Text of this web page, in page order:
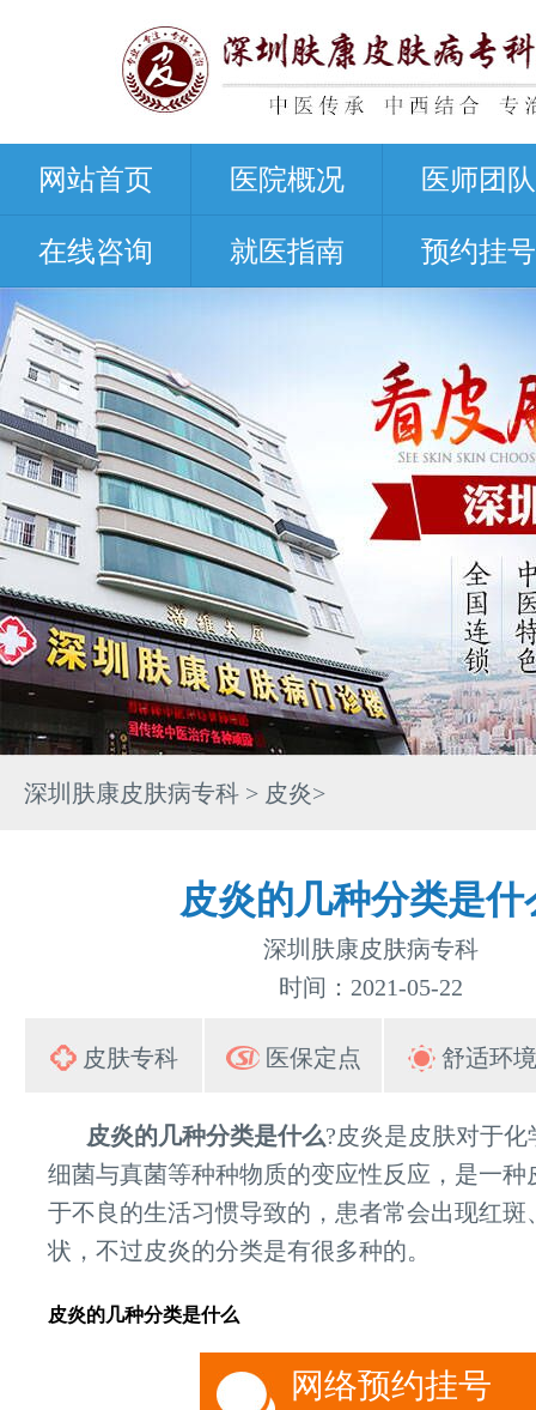
网站首页 医院概况 医师团队
在线咨询 就医指南 预约挂号
深圳肤康皮肤病专科 > 皮炎>
皮炎的几种分类是什
深圳肤康皮肤病专科
时间：2021-05-22
皮肤专科 医保定点 舒适环境
皮炎的几种分类是什么?皮炎是皮肤对于
细菌与真菌等种种物质的变应性反应，是一种
于不良的生活习惯导致的，患者常会出现红斑
状，不过皮炎的分类是有很多种的。
皮炎的几种分类是什么
网络预约挂号